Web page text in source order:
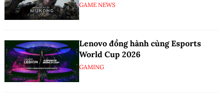
GAME NEWS
Lenovo đồng hành cùng Esports
World Cup 2026
GAMING